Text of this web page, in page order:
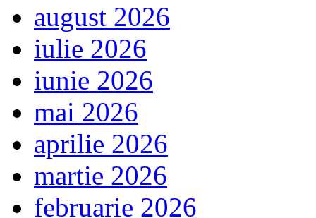
august 2026
iulie 2026
iunie 2026
mai 2026
aprilie 2026
martie 2026
februarie 2026